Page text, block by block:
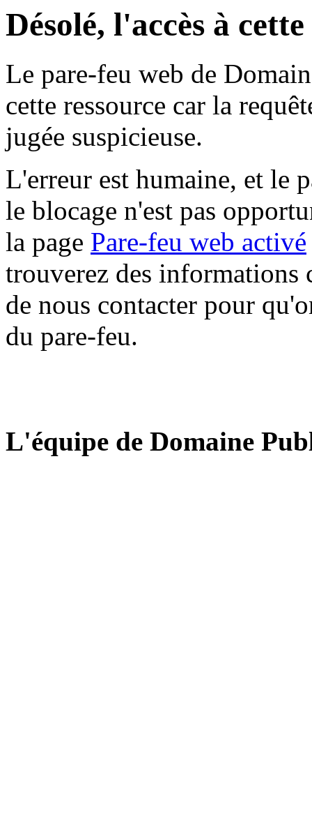
Désolé, l'accès à
Le pare-feu web de
cette ressource car la
jugée suspicieuse.
L'erreur est humaine, et le
le blocage n'est pas
la page Pare-feu web activé
trouverez des informations
de nous contacter pour
du pare-feu.
L'équipe de Domaine